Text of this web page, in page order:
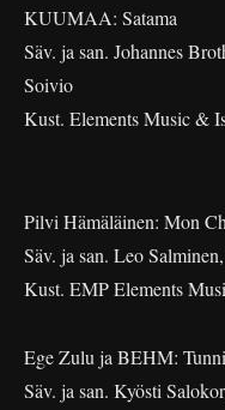
KUUMAA: Satama
Säv. ja san. Johannes
Soivio
Kust. Elements Music &
Pilvi Hämäläinen: Mon
Säv. ja san. Leo
Kust. EMP Elements
Ege Zulu ja BEHM:
Säv. ja san. Kyösti